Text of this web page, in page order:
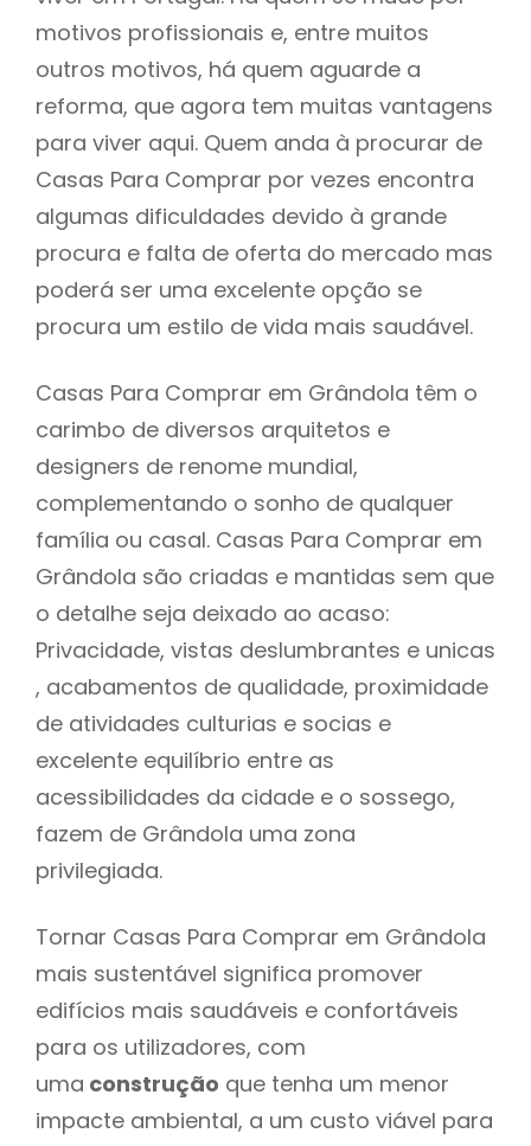
motivos profissionais e, entre muitos
outros motivos, há quem aguarde a
reforma, que agora tem muitas vantagens
para viver aqui. Quem anda à procurar de
Casas Para Comprar por vezes encontra
algumas dificuldades devido à grande
procura e falta de oferta do mercado mas
poderá ser uma excelente opção se
procura um estilo de vida mais saudável.
Casas Para Comprar em Grândola têm o
carimbo de diversos arquitetos e
designers de renome mundial,
complementando o sonho de qualquer
família ou casal. Casas Para Comprar em
Grândola são criadas e mantidas sem que
o detalhe seja deixado ao acaso:
Privacidade, vistas deslumbrantes e unicas
, acabamentos de qualidade, proximidade
de atividades culturias e socias e
excelente equilíbrio entre as
acessibilidades da cidade e o sossego,
fazem de Grândola uma zona
privilegiada.
Tornar Casas Para Comprar em Grândola
mais sustentável significa promover
edifícios mais saudáveis e confortáveis
para os utilizadores, com
uma construção que tenha um menor
impacte ambiental, a um custo viável para